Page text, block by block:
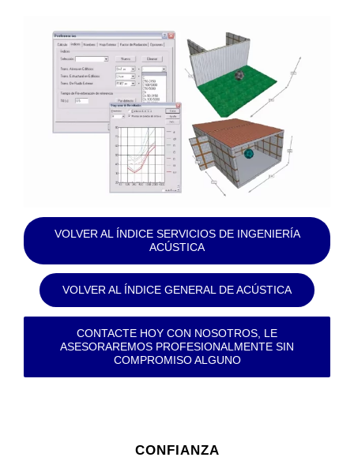
VOLVER AL ÍNDICE SERVICIOS DE INGENIERÍA
ACÚSTICA
VOLVER AL ÍNDICE GENERAL DE ACÚSTICA
CONTACTE HOY CON NOSOTROS, LE
ASESORAREMOS PROFESIONALMENTE SIN
COMPROMISO ALGUNO
CONFIANZA